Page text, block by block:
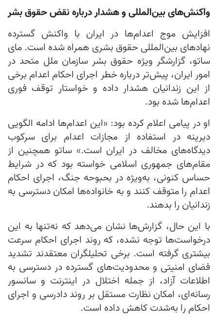
واکنش‌های بین‌المللی و هشدار درباره نقض حقوق بشر
افزایش موج اعدام‌ها در ایران با واکنش گسترده
نهادهای بین‌المللی حقوق بشری همراه شده است. مای
ساتو، گزارشگر ویژه حقوق بشر سازمان ملل متحد در
امور ایران، پیش‌تر درباره خطر اجرای احکام اعدام برخی
از این زندانیان هشدار داده و خواستار توقف فوری
اعدام‌ها شده بود.
او در پیامی اعلام کرده بود: «این اعدام‌ها ادامه الگویی
دیرینه در استفاده از مجازات اعدام برای سرکوب
دیدگاه‌های مخالف در ایران است.» ساتو همچنین از
مقام‌های جمهوری اسلامی خواسته بود که در شرایط
حساس کنونی، به‌ویژه در بحبوحه جنگ، اجرای احکام
اعدام را متوقف کنند و به خانواده‌ها امکان دسترسی به
زندانیان را بدهند.
با این حال، گزارش‌ها نشان می‌دهد که نه‌تنها به این
درخواست‌ها توجه نشده، که روند اجرای احکام سرعت
بیشتری گرفته است. برخی تحلیلگران معتقدند تشدید
فضای امنیتی و محدودیت‌های گسترده در دسترسی به
اطلاعات آزاد، از جمله اختلال در اینترنت و سانسور
رسانه‌ای، امکان نظارت مستقل بر روند دادرسی و اجرای
احکام را به‌شدت کاهش داده است.